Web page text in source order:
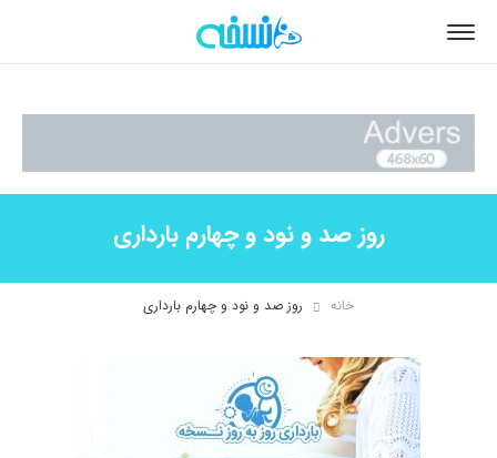
روز صد و نود و چهارم بارداری
خانه روز صد و نود و چهارم بارداری